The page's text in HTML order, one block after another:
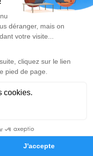
Hommages
estdisponible
10h30